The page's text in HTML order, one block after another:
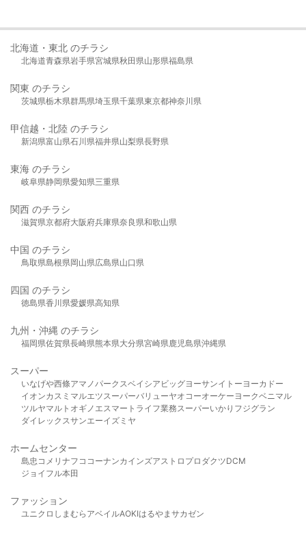
北海道・東北 のチラシ
北海道青森県岩手県宮城県秋田県山形県福島県
関東 のチラシ
茨城県栃木県群馬県埼玉県千葉県東京都神奈川県
甲信越・北陸 のチラシ
新潟県富山県石川県福井県山梨県長野県
東海 のチラシ
岐阜県静岡県愛知県三重県
関西 のチラシ
滋賀県京都府大阪府兵庫県奈良県和歌山県
中国 のチラシ
鳥取県島根県岡山県広島県山口県
四国 のチラシ
徳島県香川県愛媛県高知県
九州・沖縄 のチラシ
福岡県佐賀県長崎県熊本県大分県宮崎県鹿児島県沖縄県
スーパー
いなげや西條アマノパークスベイシア ビッグヨーサンイトーヨーカドー
イオンカスミ マルエツスーパーバリューヤオコーオーケー ヨークベニマル
ツルヤマルト オギノ エスマート ライフ業務スーパーいかり フジグラン
ダイレックスサンエーイズミヤ
ホームセンター
島忠 コメリ ナフコ コーナンカインズアストロプロダクツDCM
ジョイフル本田
ファッション
ユニクロ しまむら アベイルAOKIはるやま サカゼン